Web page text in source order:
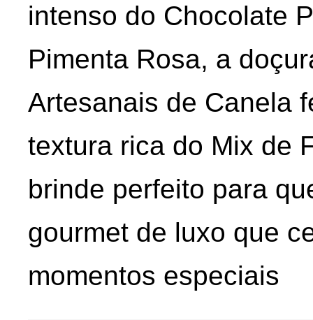
intenso do Chocolate
Pimenta Rosa, a
Artesanais de Canela
textura rica do Mix de
brinde perfeito para
gourmet de luxo que
momentos especiais